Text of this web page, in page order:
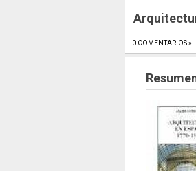
0 COMENTARIOS »